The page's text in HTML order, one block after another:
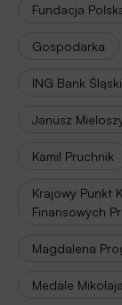
Fundacja
Gospodarka
ING Bank
Janusz
Kamil Pruchnik
Krajowy Punkt
Finansowych
Magdalena
Medale